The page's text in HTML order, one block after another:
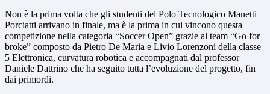
Non è la prima volta che gli studenti del Polo Tecnologico Manetti
Porciatti arrivano in finale, ma è la prima in cui vincono questa
competizione nella categoria “Soccer Open” grazie al team “Go for
broke” composto da Pietro De Maria e Livio Lorenzoni della classe
5 Elettronica, curvatura robotica e accompagnati dal professor
Daniele Dattrino che ha seguito tutta l’evoluzione del progetto, fin
dai primordi.